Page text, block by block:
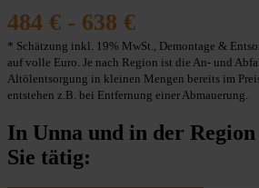
484 € - 638 €
* Schätzung inkl. 19% MwSt., Demontage &
auf volle Euro. Je nach Region ist die An- und
Altölentsorgung in kleinen Mengen bereits im
entstehen z.B. bei Entfernung einer Abmauerung.
In Unna und in der
Sie tätig: